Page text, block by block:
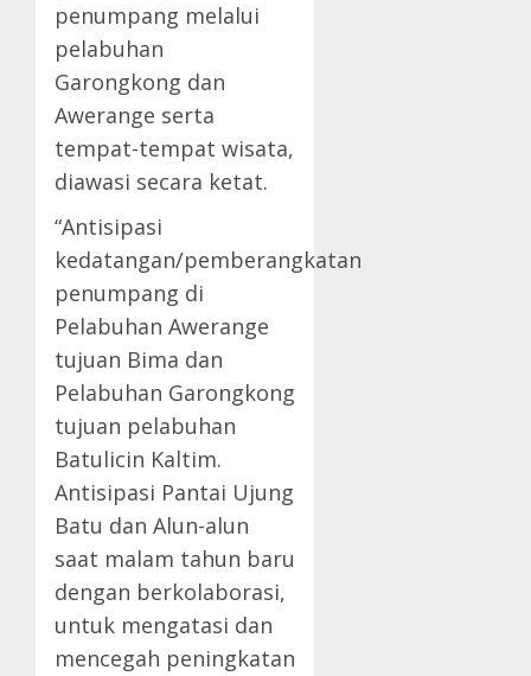
penumpang melalui
pelabuhan
Garongkong dan
Awerange serta
tempat-tempat wisata,
diawasi secara ketat.
“Antisipasi
kedatangan/pemberangkatan
penumpang di
Pelabuhan Awerange
tujuan Bima dan
Pelabuhan Garongkong
tujuan pelabuhan
Batulicin Kaltim.
Antisipasi Pantai Ujung
Batu dan Alun-alun
saat malam tahun baru
dengan berkolaborasi,
untuk mengatasi dan
mencegah peningkatan